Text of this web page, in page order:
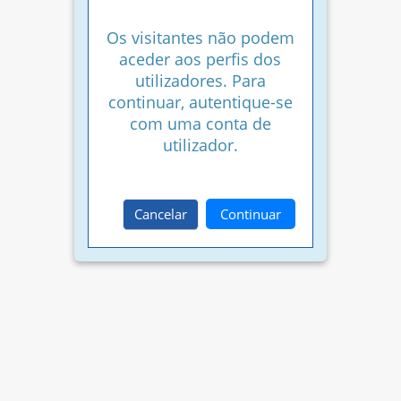
Os visitantes não podem
aceder aos perfis dos
utilizadores. Para
continuar, autentique-se
com uma conta de
utilizador.
Cancelar Continuar